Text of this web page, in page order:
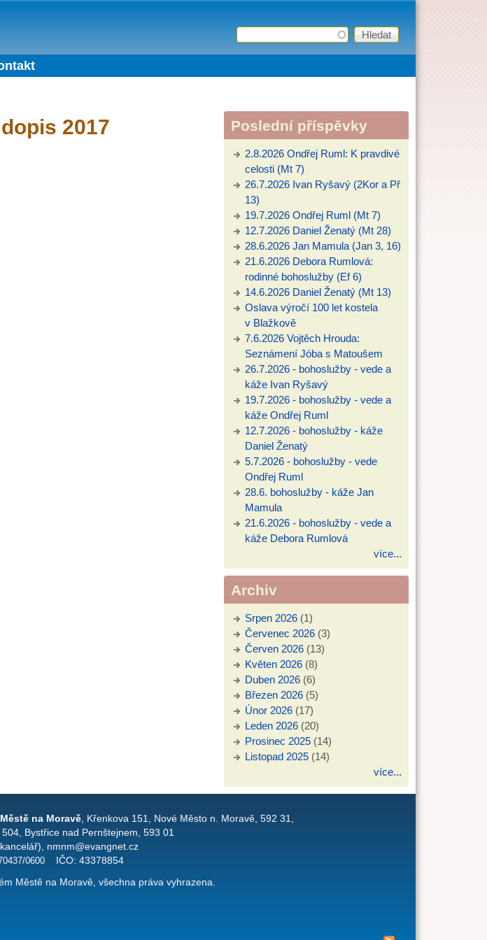
Vyhledávání
Hledat
2017 Poslední příspěvky
2.8.2026 Ondřej Ruml: K pravdivé
celosti (Mt 7)
26.7.2026 Ivan Ryšavý (2Kor a Př
13)
19.7.2026 Ondřej Ruml (Mt 7)
12.7.2026 Daniel Ženatý (Mt 28)
28.6.2026 Jan Mamula (Jan 3, 16)
21.6.2026 Debora Rumlová:
rodinné bohoslužby (Ef 6)
14.6.2026 Daniel Ženatý (Mt 13)
Oslava výročí 100 let kostela
v Blažkově
7.6.2026 Vojtěch Hrouda:
Seznámení Jóba s Matoušem
26.7.2026 - bohoslužby - vede a
káže Ivan Ryšavý
19.7.2026 - bohoslužby - vede a
káže Ondřej Ruml
12.7.2026 - bohoslužby - káže
Daniel Ženatý
5.7.2026 - bohoslužby - vede
Ondřej Ruml
28.6. bohoslužby - káže Jan
Mamula
21.6.2026 - bohoslužby - vede a
káže Debora Rumlová
více...
Archiv
Srpen 2026 (1)
Červenec 2026 (3)
Červen 2026 (13)
Květen 2026 (8)
Duben 2026 (6)
Březen 2026 (5)
Únor 2026 (17)
Leden 2026 (20)
Prosinec 2025 (14)
Listopad 2025 (14)
více...
na Moravě, Křenkova 151, Nové Město n. Moravě, 592 31,
Bystřice nad Pernštejnem, 593 01
nmnm@evangnet.cz
0600 IČO: 43378854
Městě na Moravě, všechna práva vyhrazena.